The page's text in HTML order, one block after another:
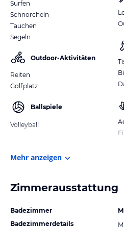
Surfen
Schnorcheln
Tauchen
Segeln
Outdoor-Aktivitäten
Reiten
Golfplatz
Ballspiele
Volleyball
Mehr anzeigen
Zimmerausstattung
Badezimmer
Badezimmerdetails